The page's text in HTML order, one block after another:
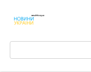
контенту
Поиск: